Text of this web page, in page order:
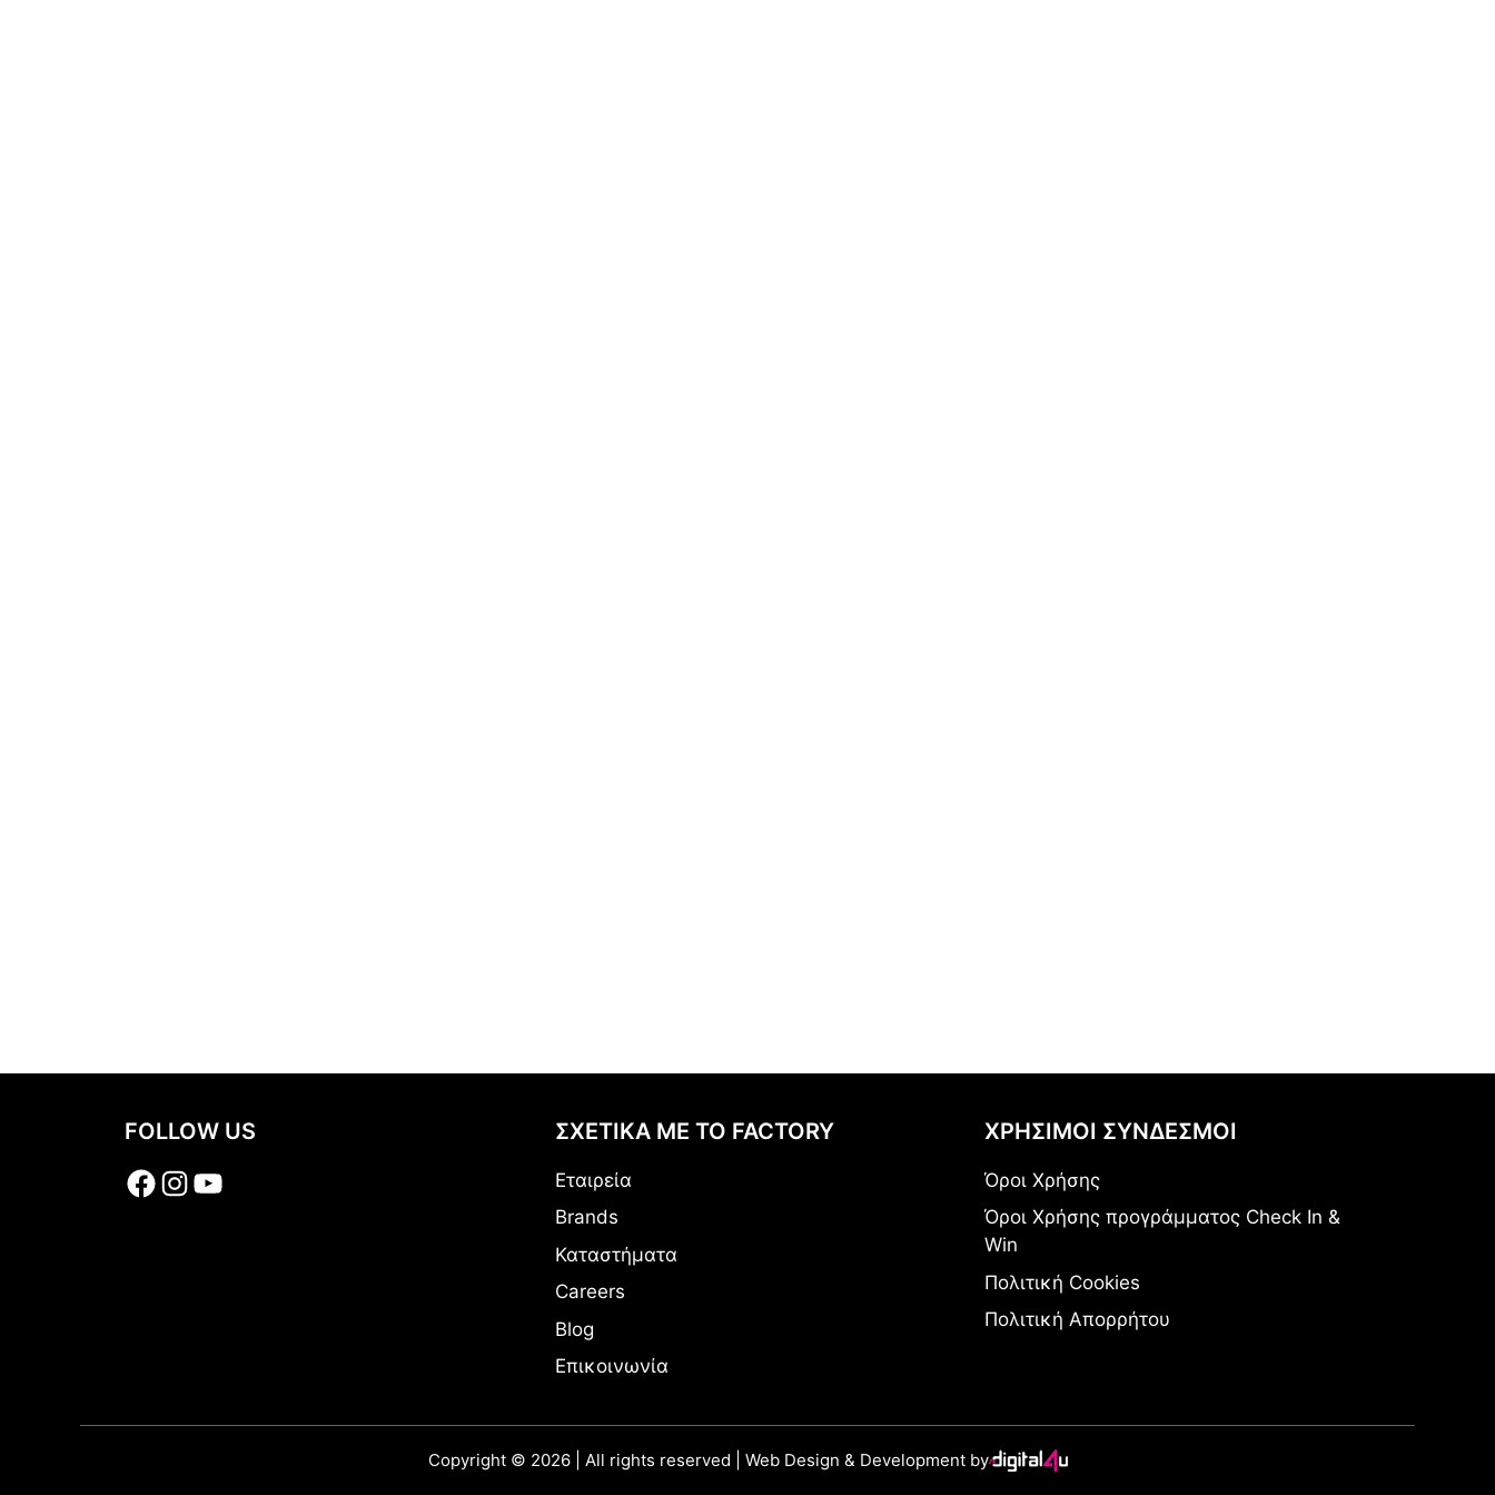
FOLLOW US
Facebook
Instagram
YouTube
ΣΧΕΤΙΚΑ ΜΕ ΤΟ FACTORY
Εταιρεία
Brands
Καταστήματα
Careers
Blog
Επικοινωνία
ΧΡΗΣΙΜΟΙ ΣΥΝΔΕΣΜΟΙ
Όροι Χρήσης
Όροι Χρήσης προγράμματος Check In &
Win
Πολιτική Cookies
Πολιτική Απορρήτου
Copyright © 2026 | All rights reserved | Web Design & Development by